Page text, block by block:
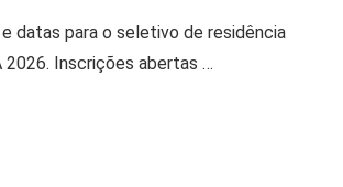
datas para o seletivo de residência
2026. Inscrições abertas …